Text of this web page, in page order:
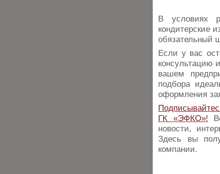
В условиях
кондитерские
обязательный
Если у вас
консультацию
вашем
подбора
оформления
ГК «ЭФКО»!
новости,
Здесь вы
компании.